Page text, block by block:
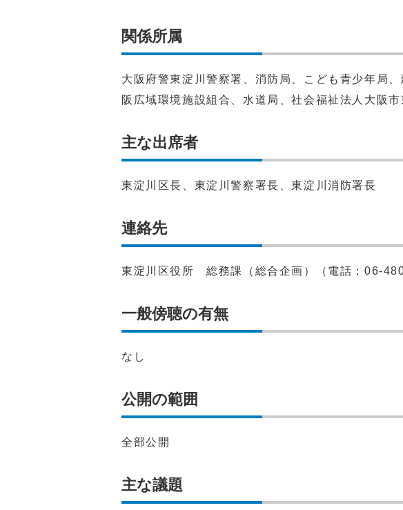
関係所属
大阪府警東淀川警察署、消防局、こども青少年局
阪広域環境施設組合、水道局、社会福祉法人大阪
主な出席者
東淀川区長、東淀川警察署長、東淀川消防署長
連絡先
東淀川区役所 総務課（総合企画）（電話：06-
一般傍聴の有無
なし
公開の範囲
全部公開
主な議題